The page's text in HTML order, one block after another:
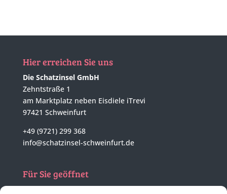
Hier erreichen Sie uns
Die Schatzinsel GmbH
Zehntstraße 1
am Marktplatz neben Eisdiele iTrevi
97421 Schweinfurt
+49 (9721) 299 368
info@schatzinsel-schweinfurt.de
Für Sie geöffnet